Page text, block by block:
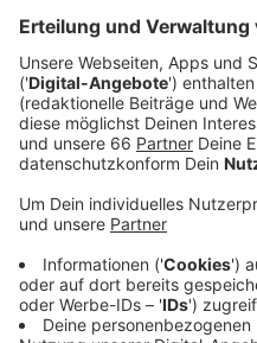
Veröffentlicht:Montag,
Anzeige
des Teams, bemängelte
Defensivverhalten:
Anzeige